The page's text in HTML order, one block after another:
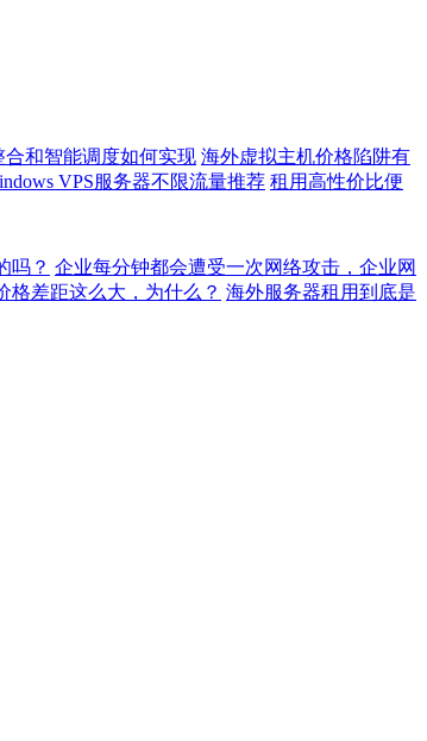
和智能调度如何实现 海外虚拟主机价格陷阱有
VPS服务器不限流量推荐 租用高性价比便
吗？ 企业每分钟都会遭受一次网络攻击，企业网
格差距这么大，为什么？ 海外服务器租用到底是